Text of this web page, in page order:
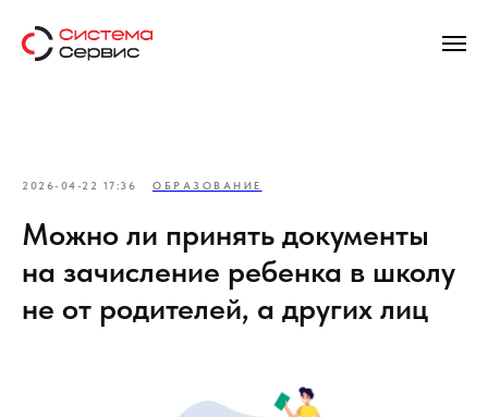
2026-04-22 17:36 ОБРАЗОВАНИЕ
Можно ли принять документы
на зачисление ребенка в школу
не от родителей, а других лиц